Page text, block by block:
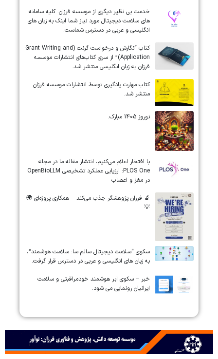
خدمت بی نظیر دیگری از موسسه فرزان: کلیه سامانه
های سلامت دیجیتال مورد نیاز شما اینک به زبان های
انگلیسی و عربی در دسترس شماست.
کتاب “نگارش و درخواست گرنت (Grant Writing and
Application)” از سری کتاب‌های انتشارات موسسه
فرزان به زبان انگلیسی منتشر شد.
کتاب مهارت یادگیری توسط انتشارات موسسه فرزان
منتشر شد.
نوروز 1405 مبارک.
‏‏‏با افتخار اعلام می‌کنیم، انتشار مقاله ما در مجله
‎PLOS One‎: ارزیابی عملکرد تشخیصی ‎OpenBioLLM‎
در مغز و اعصاب
🔬 فرزان پژوهشگر جذب می‌کند – همکاری پروژه‌ای 🌍
💡
سکوی “سلامت دیجیتال سالم سا: سلامت هوشمند”،
به زبان های انگلیسی و عربی در دسترس قرار گرفت.
خبر – سکوی ابر هوشمند خودمراقبتی و سلامت
ایرانیان رونمایی می شود.